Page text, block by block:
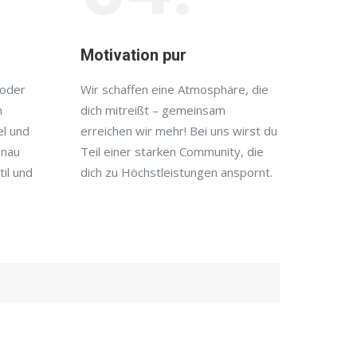
und
und
Motivation pur
Wir schaffen eine Atmosphäre, die
dich mitreißt – gemeinsam
erreichen wir mehr! Bei uns wirst du
Teil einer starken Community, die
dich zu Höchstleistungen anspornt.